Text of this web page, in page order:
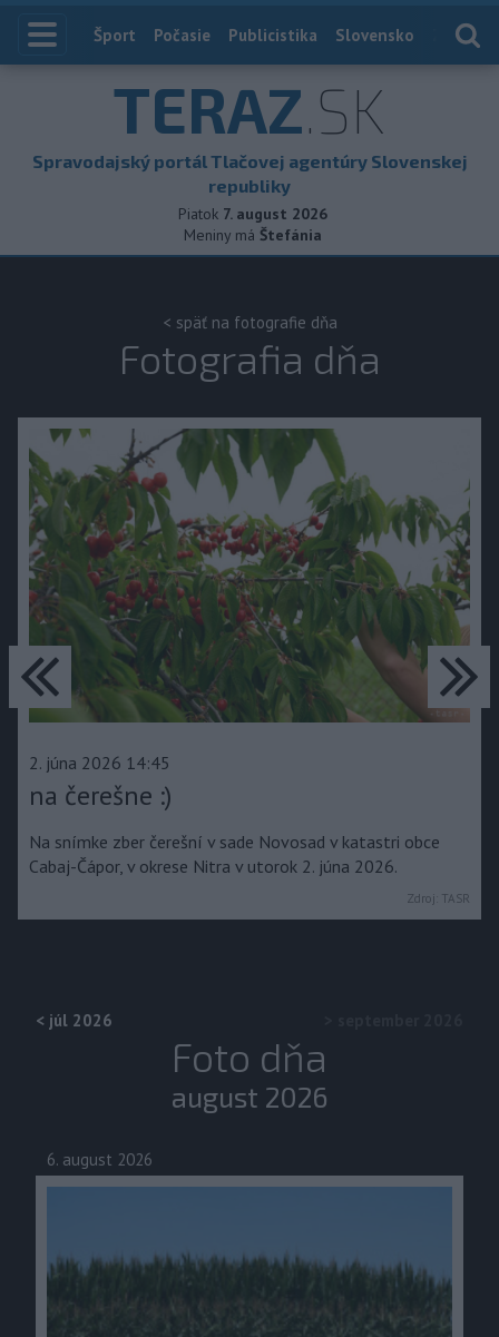
Index
Šport Počasie Publicistika Slovensko
TERAZ.SK
Spravodajský portál Tlačovej agentúry Slovenskej
republiky
Piatok 7. august 2026
Meniny má Štefánia
< späť na fotografie dňa
Fotografia dňa
2. júna 2026 14:45
na čerešne :)
Na snímke zber čerešní v sade Novosad v katastri obce
Cabaj-Čápor, v okrese Nitra v utorok 2. júna 2026.
Zdroj: TASR
predchádzajúce
< júl 2026
Foto dňa
august 2026
6. august 2026